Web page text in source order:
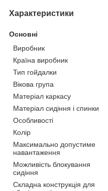
Характеристики
Основні
Виробник
Країна виробник
Тип гойдалки
Вікова група
Матеріал каркасу
Матеріал сидіння і спинки
Особливості
Колір
Максимально допустиме
навантаження
Можливість блокування
сидіння
Складна конструкція для